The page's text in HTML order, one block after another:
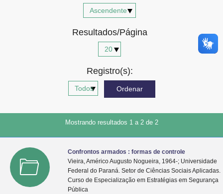
Resultados/Página
Registro(s):
Mostrando resultados 1 a 2 de 2
Confrontos armados : formas de controle
Vieira, Américo Augusto Nogueira, 1964-; Universidade
Federal do Paraná. Setor de Ciências Sociais Aplicadas.
Curso de Especialização em Estratégias em Segurança
Pública